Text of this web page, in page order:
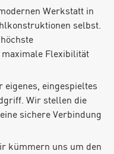
Werkstatt in
selbst.
Flexibilität
eigenes, eingespieltes
Wir stellen die
sichere Verbindung
kümmern uns um den